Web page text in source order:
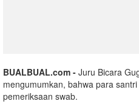
BUALBUAL.com - Juru Bicara
mengumumkan, bahwa para
pemeriksaan swab.